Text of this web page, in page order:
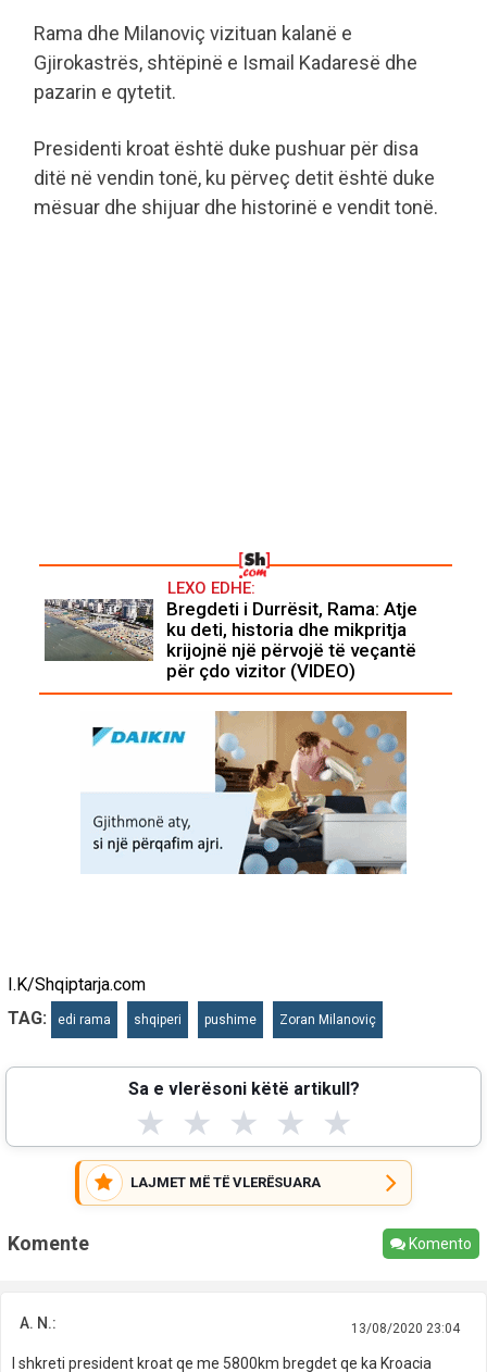
Rama dhe Milanoviç vizituan kalanë e
Gjirokastrës, shtëpinë e Ismail Kadaresë dhe
pazarin e qytetit.
Presidenti kroat është duke pushuar për disa
ditë në vendin tonë, ku përveç detit është duke
mësuar dhe shijuar dhe historinë e vendit tonë.
LEXO EDHE:
Bregdeti i Durrësit, Rama: Atje
ku deti, historia dhe mikpritja
krijojnë një përvojë të veçantë
për çdo vizitor (VIDEO)
I.K/Shqiptarja.com
TAG:
edi rama shqiperi pushime Zoran Milanoviç
Sa e vlerësoni këtë artikull?
★ ★ ★ ★ ★
LAJMET MË TË VLERËSUARA
Komente Komento
A. N.: 13/08/2020 23:04
I shkreti president kroat qe me 5800km bregdet qe ka Kroacia